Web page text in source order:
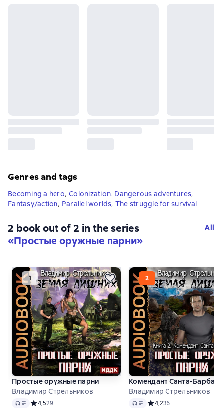
Genres and tags
Becoming a hero, Colonization, Dangerous adventures,
Fantasy/action, Parallel worlds, The struggle for survival
2 book out of 2 in the series
«Простые оружные парни»
All
Простые оружные парни
Владимир Стрельников
Audio Средний рейтинг 4,5 на основе 29 оценок
4,529
Комендант Санта-
Владимир Стрельников
Audio Средний рейтинг 4,2 на
4,236